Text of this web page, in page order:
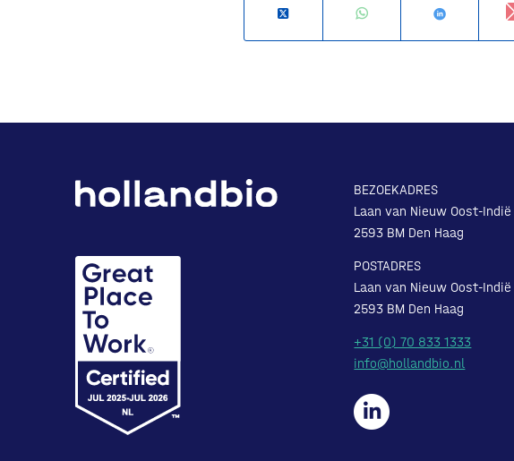
BEZOEKADRES
Laan van Nieuw Oost-Indië
2593 BM Den Haag
POSTADRES
Laan van Nieuw Oost-Indië
2593 BM Den Haag
+31 (0) 70 833 1333
info@hollandbio.nl